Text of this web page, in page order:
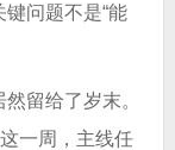
键问题不是“能
留给了岁末。
一周，主线任